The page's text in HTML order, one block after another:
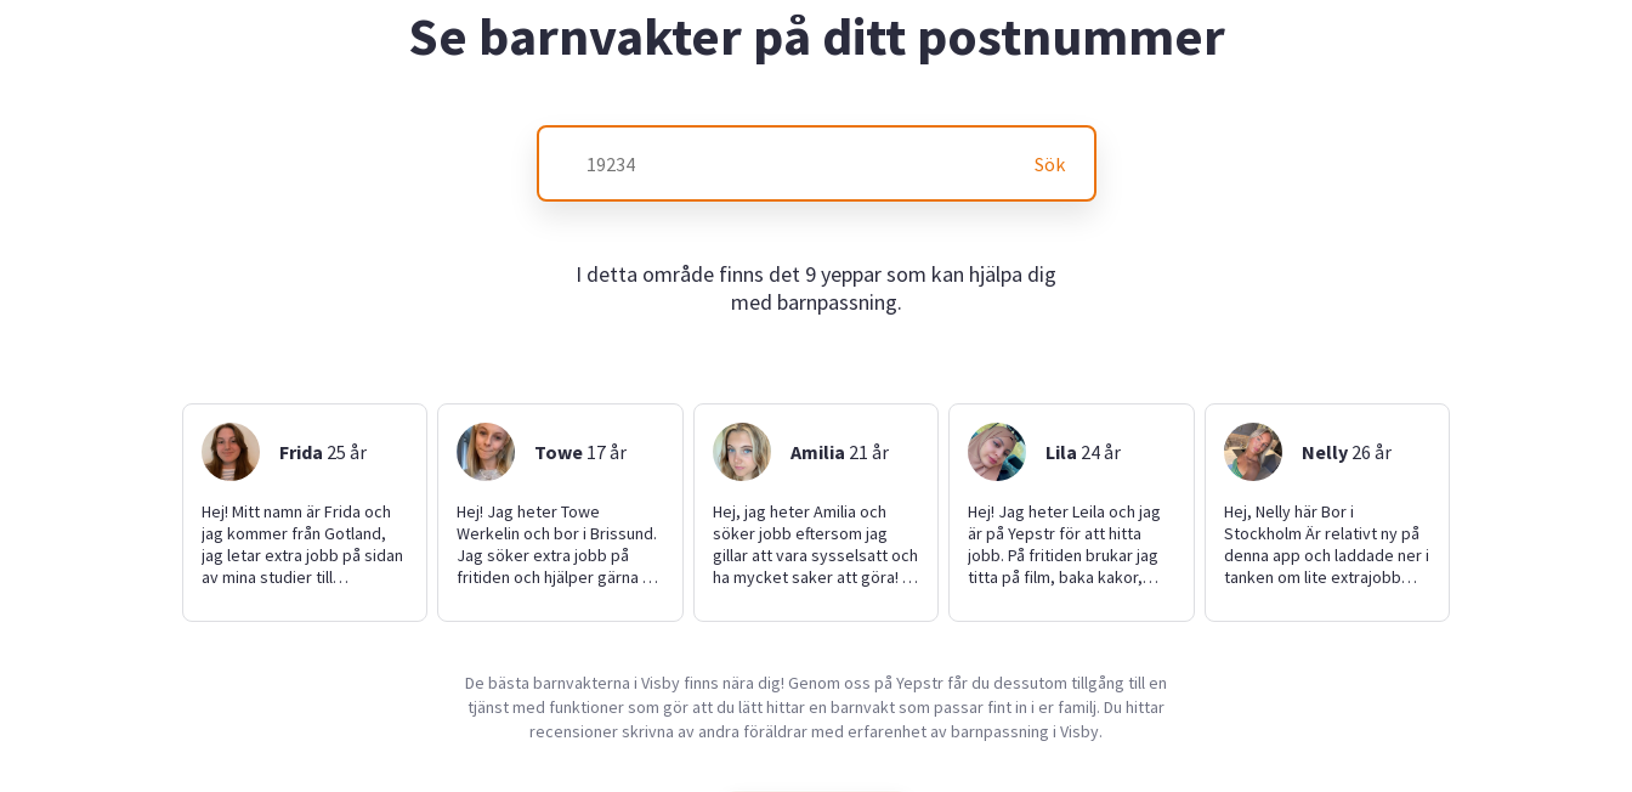
Se barnvakter på ditt postnummer
Sök
I detta område finns det 9 yeppar som kan hjälpa dig
med barnpassning.
Frida 25 år
Hej! Mitt namn är Frida och
jag kommer från Gotland,
jag letar extra jobb på sidan
av mina studier till
Linnéuniversitetet. Mina
Towe 17år
Hej! Jag heter Towe
Werkelin och bor i Brissund.
Jag söker extra jobb på
fritiden och hjälper gärna till
mitt AM-körkort kan jag
bilen vid behov. Jag har
erfarenhet av att vara
barnvakt till mina systers
Amilia 21 år
Hej, jag heter Amilia och
söker jobb eftersom jag
gillar att vara sysselsatt och
ha mycket saker att göra! I
från samhällsvetenskaps
packat i Asien. Då jag var
själv större del av resan och
dessutom erfaren sen innan
Lila 24år
Hej! Jag heter Leila och jag
är på Yepstr för att hitta
jobb. På fritiden brukar jag
titta på film, baka kakor,
ibland tar jag en promenad.
yngre syskon som jag
hjälper till och ta hand om.
Mina vänner skulle beskriva
Nelly 26 år
Hej, Nelly här Bor i
Stockholm Är relativt ny på
denna app och laddade ner i
tanken om lite extrajobb
senaste pga jobb, mycket
De bästa barnvakterna i Visby finns nära dig! Genom oss på Yepstr får du dessutom tillgång till en
tjänst med funktioner som gör att du lätt hittar en barnvakt som passar fint in i er familj. Du hittar
recensioner skrivna av andra föräldrar med erfarenhet av barnpassning i Visby.